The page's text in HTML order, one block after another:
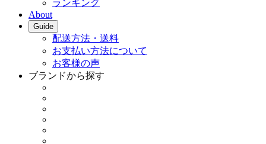
ランキング
About
Guide
配送方法・送料
お支払い方法について
お客様の声
ブランドから探す